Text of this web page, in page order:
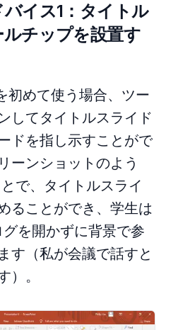
イス1：タイトル
チップを設置す
初めて使う場合、ツー
してタイトルスライド
ドを指し示すことがで
ーンショットのよう
で、タイトルスライ
ることができ、学生は
グを開かずに背景で参
す（私が会議で話すと
）。